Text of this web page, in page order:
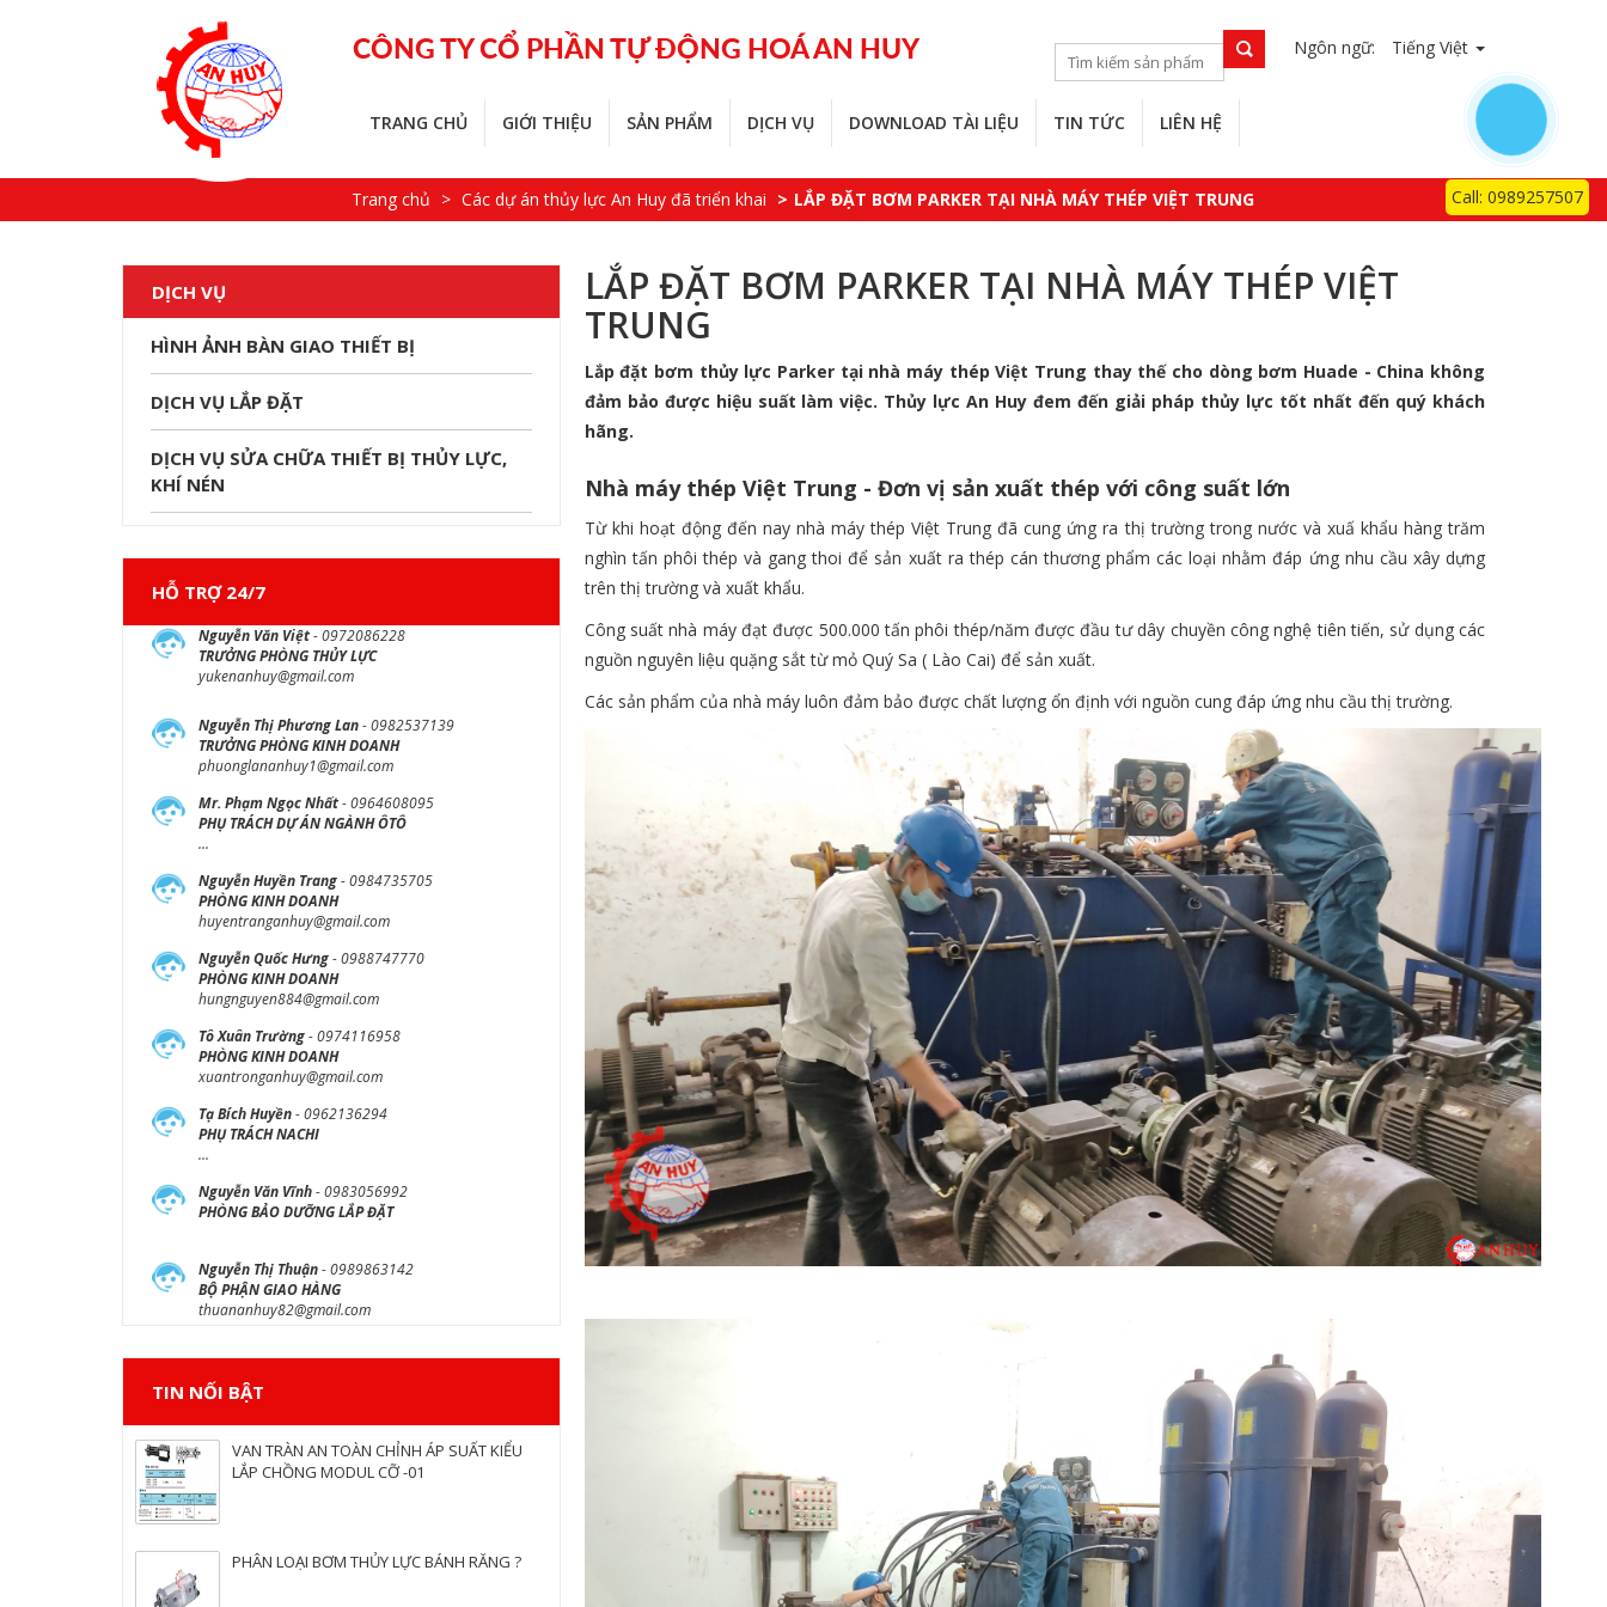
CÔNG TY CỔ PHẦN TỰ ĐỘNG HOÁ AN HUY Ngôn ngữ: Tiếng Việt
TRANG CHỦ GIỚI THIỆU SẢN PHẨM DỊCH VỤ DOWNLOAD TÀI LIỆU TIN TỨC LIÊN HỆ
Trang chủ Các dự án thủy lực An Huy đã triển khai LẮP ĐẶT BƠM PARKER TẠI NHÀ MÁY THÉP VIỆT TRUNG
DỊCH VỤ
HÌNH ẢNH BÀN GIAO THIẾT BỊ
DỊCH VỤ LẮP ĐẶT
DỊCH VỤ SỬA CHỮA THIẾT BỊ THỦY LỰC,
KHÍ NÉN
HỖ TRỢ 24/7
Nguyễn Văn Việt- 0972086228
TRƯỞNG PHÒNG THỦY LỰC
yukenanhuy@gmail.com
Nguyễn Thị Phương Lan- 0982537139
TRƯỞNG PHÒNG KINH DOANH
phuonglananhuy1@gmail.com
Mr. Phạm Ngọc Nhất- 0964608095
PHỤ TRÁCH DỰ ÁN NGÀNH ÔTÔ
...
Nguyễn Huyền Trang- 0984735705
PHÒNG KINH DOANH
huyentranganhuy@gmail.com
Nguyễn Quốc Hưng- 0988747770
PHÒNG KINH DOANH
hungnguyen884@gmail.com
Tô Xuân Trường- 0974116958
PHÒNG KINH DOANH
xuantronganhuy@gmail.com
Tạ Bích Huyền- 0962136294
PHỤ TRÁCH NACHI
...
Nguyễn Văn Vĩnh- 0983056992
PHÒNG BẢO DƯỠNG LẮP ĐẶT
Nguyễn Thị Thuận- 0989863142
BỘ PHẬN GIAO HÀNG
thuananhuy82@gmail.com
TIN NỐI BẬT
VAN TRÀN AN TOÀN CHỈNH ÁP SUẤT KIỂU
LẮP CHỒNG MODUL CỠ -01
PHÂN LOẠI BƠM THỦY LỰC BÁNH RĂNG ?
LẮP ĐẶT BƠM PARKER TẠI NHÀ MÁY THÉP VIỆT
TRUNG
Lắp đặt bơm thủy lực Parker tại nhà máy thép Việt Trung thay thế cho dòng bơm Huade - China không
đảm bảo được hiệu suất làm việc. Thủy lực An Huy đem đến giải pháp thủy lực tốt nhất đến quý khách
hãng.
Nhà máy thép Việt Trung - Đơn vị sản xuất thép với công suất lớn
Từ khi hoạt động đến nay nhà máy thép Việt Trung đã cung ứng ra thị trường trong nước và xuấ khẩu hàng trăm
nghìn tấn phôi thép và gang thoi để sản xuất ra thép cán thương phẩm các loại nhằm đáp ứng nhu cầu xây dựng
trên thị trường và xuất khẩu.
Công suất nhà máy đạt được 500.000 tấn phôi thép/năm được đầu tư dây chuyền công nghệ tiên tiến, sử dụng các
nguồn nguyên liệu quặng sắt từ mỏ Quý Sa ( Lào Cai) để sản xuất.
Các sản phẩm của nhà máy luôn đảm bảo được chất lượng ổn định với nguồn cung đáp ứng nhu cầu thị trường.
Call: 0989257507